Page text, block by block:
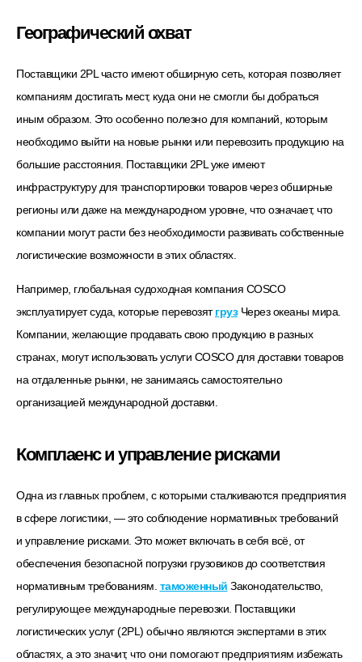
Географический охват
Поставщики 2PL часто имеют обширную сеть, которая позволяет
компаниям достигать мест, куда они не смогли бы добраться
иным образом. Это особенно полезно для компаний, которым
необходимо выйти на новые рынки или перевозить продукцию на
большие расстояния. Поставщики 2PL уже имеют
инфраструктуру для транспортировки товаров через обширные
регионы или даже на международном уровне, что означает, что
компании могут расти без необходимости развивать собственные
логистические возможности в этих областях.
Например, глобальная судоходная компания COSCO
эксплуатирует суда, которые перевозятгрузЧерез океаны мира.
Компании, желающие продавать свою продукцию в разных
странах, могут использовать услуги COSCO для доставки товаров
на отдаленные рынки, не занимаясь самостоятельно
организацией международной доставки.
Комплаенс и управление рисками
Одна из главных проблем, с которыми сталкиваются предприятия
в сфере логистики, — это соблюдение нормативных требований
и управление рисками. Это может включать в себя всё, от
обеспечения безопасной погрузки грузовиков до соответствия
нормативным требованиям. таможенный Законодательство,
регулирующее международные перевозки. Поставщики
логистических услуг (2PL) обычно являются экспертами в этих
областях, а это значит, что они помогают предприятиям избежать